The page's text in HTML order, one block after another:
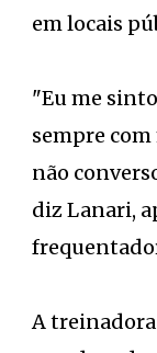
em locais
"Eu me
sempre com
não
diz Lanari,
A